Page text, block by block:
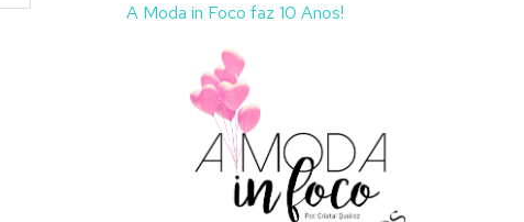
A Moda in Foco faz 10 Anos!